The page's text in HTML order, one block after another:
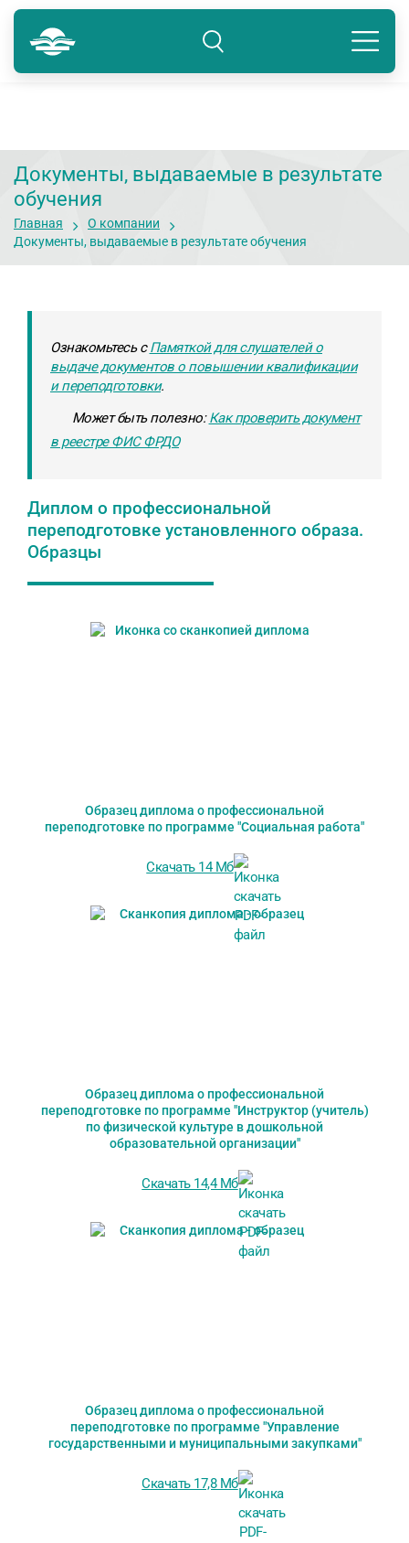
Краснодар
Подразделение: Краснодар
8 800 234-80-99
Документы, выдаваемые в результате
обучения
Главная
О компании
Документы, выдаваемые в результате обучения
Ознакомьтесь сПамяткой для слушателей о
выдаче документов о повышении квалификации
и переподготовки.
Может быть полезно:Как проверить документ
в реестре ФИС ФРДО
Диплом о профессиональной
переподготовке установленного образа.
Образцы
Образец диплома о профессиональной
переподготовке по программе "Социальная работа"
Скачать 14 Мб
Образец диплома о профессиональной
переподготовке по программе "Инструктор (учитель)
по физической культуре в дошкольной
образовательной организации"
Скачать 14,4 Мб
Образец диплома о профессиональной
переподготовке по программе "Управление
государственными и муниципальными закупками"
Скачать 17,8 Мб